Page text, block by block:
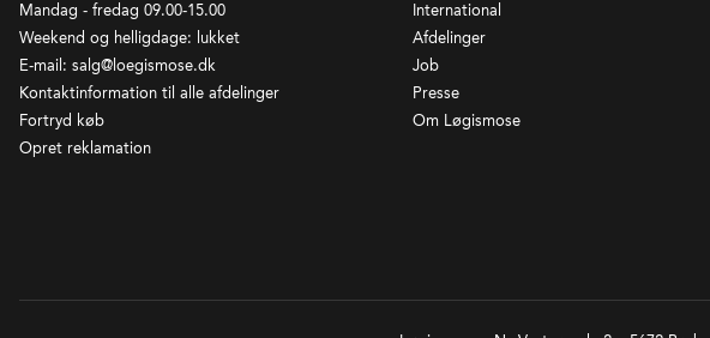
Mandag - fredag 09.00-15.00
Weekend og helligdage: lukket
E-mail: salg@loegismose.dk
Kontaktinformation til alle afdelinger
Fortryd køb
Opret reklamation
International
Afdelinger
Job
Presse
Om Løgismose